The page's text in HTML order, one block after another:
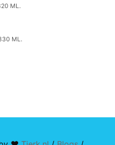
ML.
ML.